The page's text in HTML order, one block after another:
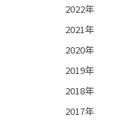
2022年
2021年
2020年
2019年
2018年
2017年